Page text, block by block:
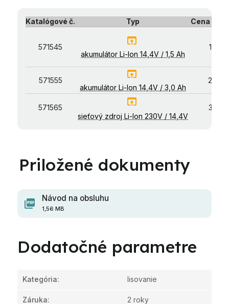
Katalógové č. Typ Cena €
571545
open_in_browser
akumulátor Li-lon 14,4V / 1,5 Ah
571555
open_in_browser
akumulátor Li-lon 14,4V / 3,0 Ah
571565 open_in_browser
sieťový zdroj Li-lon 230V / 14,4V
Návod na obsluhu
1,56 MB
Dodatočné parametre
Kategória: lisovanie
Záruka: 2 roky